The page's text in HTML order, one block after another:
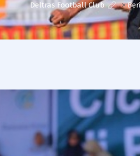
Deltras Football Club >